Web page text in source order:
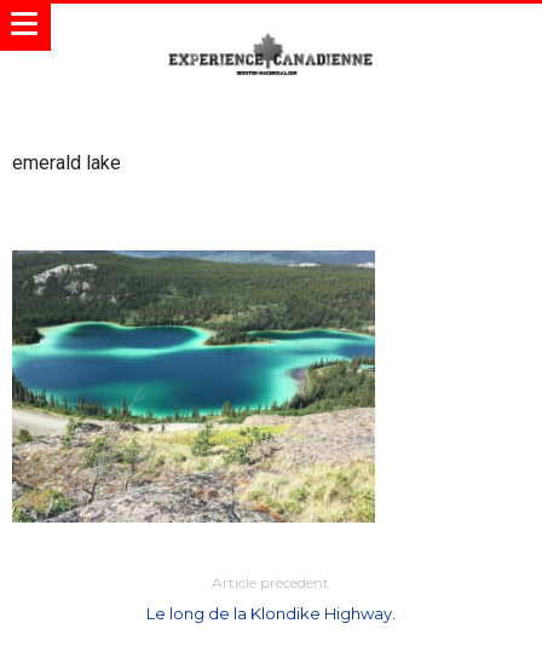
emerald lake
Article précédent
Le long de la Klondike Highway.